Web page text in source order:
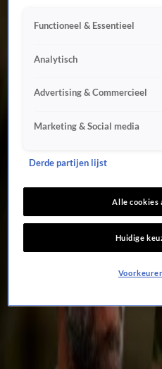
Woensdag 5 aug, 22:14
Woensdag 5 aug, 10:50
Ingrid Coenradie windt zich op en wil meer
Thomas van Groningen windt zich op over
Dinsdag 4 aug, 09:00
Thomas van Groningen over nieuwe peiling:
Maandag 3 aug, 23:01
Asielminister Van den Brink stuurt
Maandag 3 aug, 14:27
Premier Jetten zet zich in voor acceptatie
1 aug, 12:49
Victor Vlam uiterst kritisch op Rob Jetten:
Functioneel & Essentieel
Analytisch
Advertising & Commercieel
Marketing & Social media
Derde partijen lijst
Alle cookies
Huidige